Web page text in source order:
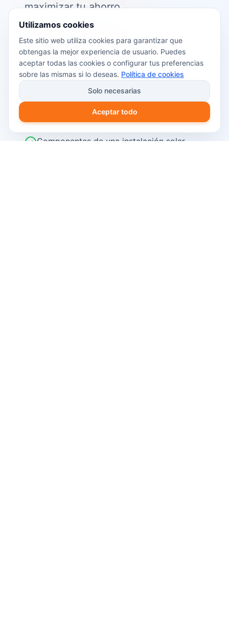
maximizar tu ahorro.
📖 Contenido de la guía:
Cómo funciona el autoconsumo
fotovoltaico
Ayudas y subvenciones disponibles en
2026
Cálculo del retorno de inversión
Componentes de una instalación solar
Utilizamos cookies
Este sitio web utiliza cookies para garantizar que
obtengas la mejor experiencia de usuario. Puedes
aceptar todas las cookies o configurar tus preferencias
sobre las mismas si lo deseas. Política de cookies
Solo necesarias
Aceptar todo